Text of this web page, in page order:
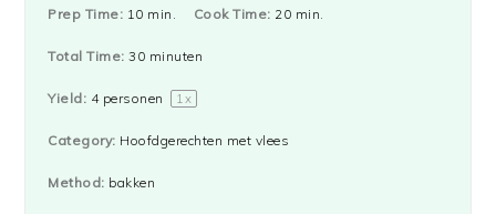
Prep Time: 10 min. Cook Time: 20 min.
Total Time: 30 minuten
Yield: 4personen 1 x
Category: Hoofdgerechten met vlees
Method: bakken